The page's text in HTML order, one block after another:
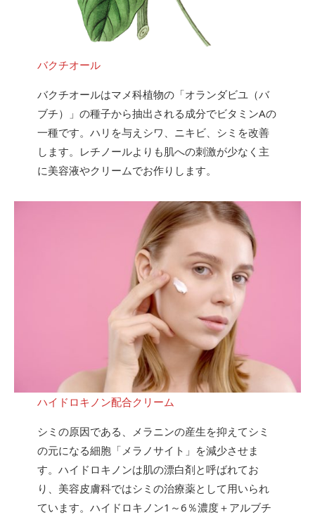
バクチオール
バクチオールはマメ科植物の「オランダビユ（バ
ブチ）」の種子から抽出される成分でビタミンAの
一種です。ハリを与えシワ、ニキビ、シミを改善
します。レチノールよりも肌への刺激が少なく主
に美容液やクリームでお作りします。
ハイドロキノン配合クリーム
シミの原因である、メラニンの産生を抑えてシミ
の元になる細胞「メラノサイト」を減少させま
す。ハイドロキノンは肌の漂白剤と呼ばれてお
り、美容皮膚科ではシミの治療薬として用いられ
ています。ハイドロキノン1～6％濃度＋アルブチ